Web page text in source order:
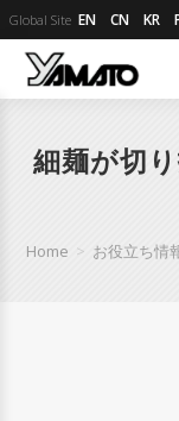
Global Site EN CN KR
細麺が切
Home > お役立ち情